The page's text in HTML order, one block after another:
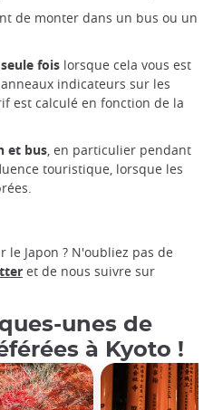
de monter dans un bus ou un
fois lorsque cela vous est
indicateurs sur les
est calculé en fonction de la
et bus, en particulier pendant
touristique, lorsque les
Japon ? N'oubliez pas de
et de nous suivre sur
unes de
à Kyoto !